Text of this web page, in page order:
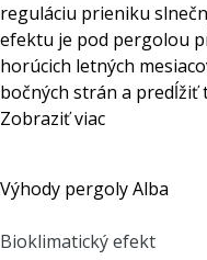
reguláciu prieniku
efektu je pod pergolou
horúcich letných
bočných strán a predĺžiť
Zobraziť viac
Výhody pergoly Alba
Bioklimatický efekt